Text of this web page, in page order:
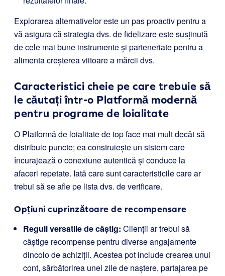
Explorarea alternativelor este un pas proactiv pentru a
vă asigura că strategia dvs. de fidelizare este susținută
de cele mai bune instrumente și parteneriate pentru a
alimenta creșterea viitoare a mărcii dvs.
Caracteristici cheie pe care trebuie să
le căutați într-o Platformă modernă
pentru programe de loialitate
O Platformă de loialitate de top face mai mult decât să
distribuie puncte; ea construiește un sistem care
încurajează o conexiune autentică și conduce la
afaceri repetate. Iată care sunt caracteristicile care ar
trebui să se afle pe lista dvs. de verificare.
Opțiuni cuprinzătoare de recompensare
Reguli versatile de câștig: Clienții ar trebui să
câștige recompense pentru diverse angajamente
dincolo de achiziții. Acestea pot include crearea unui
cont, sărbătorirea unei zile de naștere, partajarea pe